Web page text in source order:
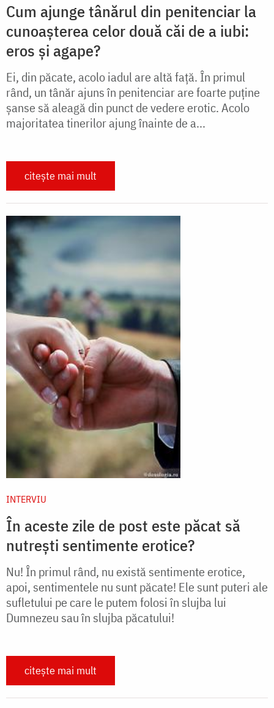
Cum ajunge tânărul din penitenciar la
cunoașterea celor două căi de a iubi:
eros și agape?
Ei, din păcate, acolo iadul are altă față. În primul
rând, un tânăr ajuns în penitenciar are foarte puține
șanse să aleagă din punct de vedere erotic. Acolo
majoritatea tinerilor ajung înainte de a...
citește mai mult
INTERVIU
În aceste zile de post este păcat să
nutrești sentimente erotice?
Nu! În primul rând, nu există sentimente erotice,
apoi, sentimentele nu sunt păcate! Ele sunt puteri ale
sufletului pe care le putem folosi în slujba lui
Dumnezeu sau în slujba păcatului!
citește mai mult